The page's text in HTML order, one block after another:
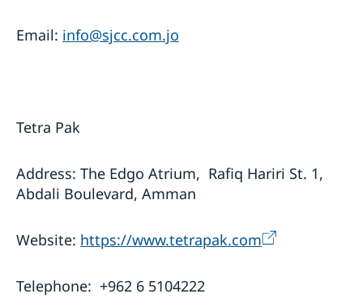
Email: info@sjcc.com.jo
Tetra Pak
Address: The Edgo Atrium, Rafiq Hariri St. 1,
Abdali Boulevard, Amman
Website: https://www.tetrapak.com
Telephone: +962 6 5104222